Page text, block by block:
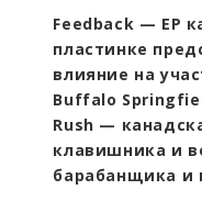
Feedback — EP
пластинке
влияние на
Buffalo
Rush —
клавишника и
барабанщика и